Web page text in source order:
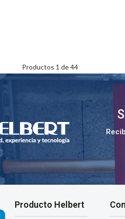
Productos 1 de 44
Producto Helbert